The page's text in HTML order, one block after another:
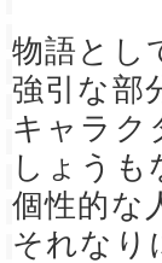
物語とし
強引な部
キャラク
しょうも
個性的な
それなり